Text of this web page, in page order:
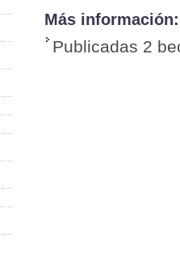
Más información:
Publicadas 2